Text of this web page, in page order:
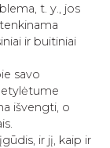
t. y., jos
ir buitiniai
savo
išvengti, o
ir jį, kaip ir